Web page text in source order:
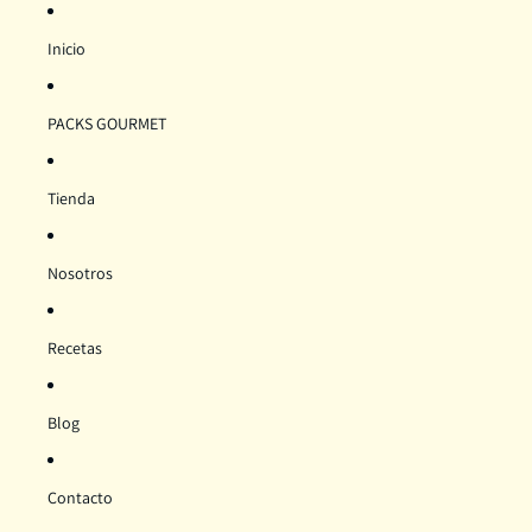
Inicio
PACKS GOURMET
Tienda
Nosotros
Recetas
Blog
Contacto